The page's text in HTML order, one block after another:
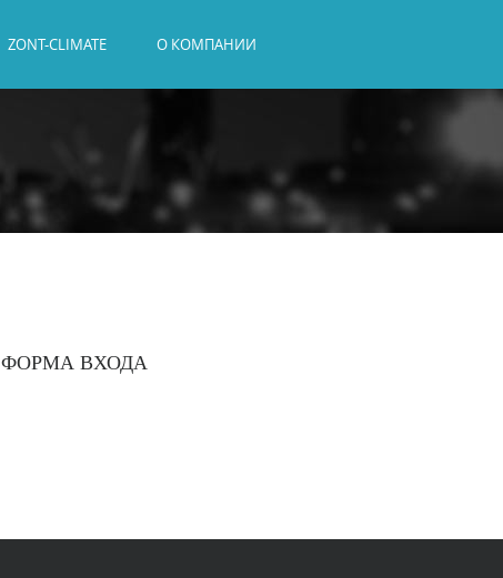
ZONT-CLIMATE О КОМПАНИИ
ФОРМА ВХОДА